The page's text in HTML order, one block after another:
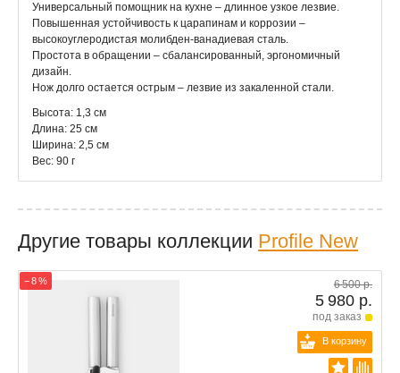
Универсальный помощник на кухне – длинное узкое лезвие.
Повышенная устойчивость к царапинам и коррозии –
высокоуглеродистая молибден-ванадиевая сталь.
Простота в обращении – сбалансированный, эргономичный
дизайн.
Нож долго остается острым – лезвие из закаленной стали.
Высота: 1,3 см
Длина: 25 см
Ширина: 2,5 см
Вес: 90 г
Другие товары коллекции Profile New
− 8 % 6 500 р.
5 980 р.
под заказ
В корзину